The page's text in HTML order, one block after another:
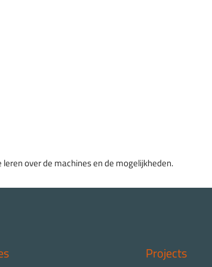
over de machines en de mogelijkheden.
Projects